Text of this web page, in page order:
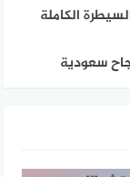
الكاملة
سعودية